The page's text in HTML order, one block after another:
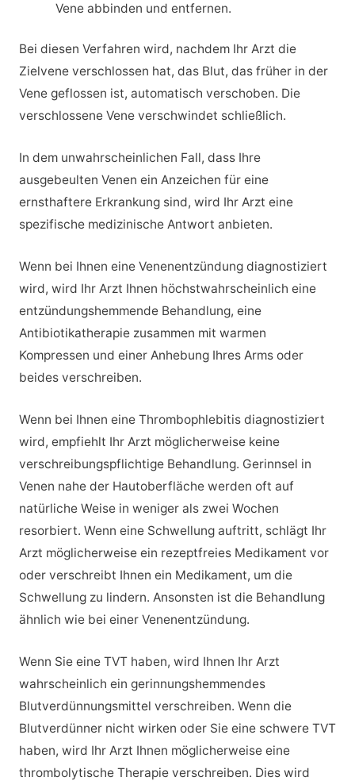
Vene abbinden und entfernen.
Bei diesen Verfahren wird, nachdem Ihr Arzt die
Zielvene verschlossen hat, das Blut, das früher in der
Vene geflossen ist, automatisch verschoben. Die
verschlossene Vene verschwindet schließlich.
In dem unwahrscheinlichen Fall, dass Ihre
ausgebeulten Venen ein Anzeichen für eine
ernsthaftere Erkrankung sind, wird Ihr Arzt eine
spezifische medizinische Antwort anbieten.
Wenn bei Ihnen eine Venenentzündung diagnostiziert
wird, wird Ihr Arzt Ihnen höchstwahrscheinlich eine
entzündungshemmende Behandlung, eine
Antibiotikatherapie zusammen mit warmen
Kompressen und einer Anhebung Ihres Arms oder
beides verschreiben.
Wenn bei Ihnen eine Thrombophlebitis diagnostiziert
wird, empfiehlt Ihr Arzt möglicherweise keine
verschreibungspflichtige Behandlung. Gerinnsel in
Venen nahe der Hautoberfläche werden oft auf
natürliche Weise in weniger als zwei Wochen
resorbiert. Wenn eine Schwellung auftritt, schlägt Ihr
Arzt möglicherweise ein rezeptfreies Medikament vor
oder verschreibt Ihnen ein Medikament, um die
Schwellung zu lindern. Ansonsten ist die Behandlung
ähnlich wie bei einer Venenentzündung.
Wenn Sie eine TVT haben, wird Ihnen Ihr Arzt
wahrscheinlich ein gerinnungshemmendes
Blutverdünnungsmittel verschreiben. Wenn die
Blutverdünner nicht wirken oder Sie eine schwere TVT
haben, wird Ihr Arzt Ihnen möglicherweise eine
thrombolytische Therapie verschreiben. Dies wird